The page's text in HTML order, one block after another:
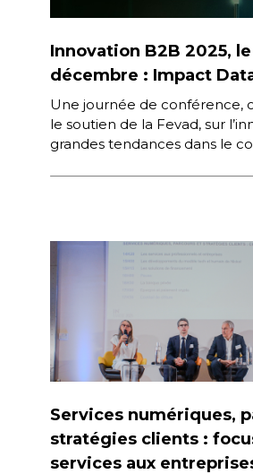
Innovation B2B 2025, le
décembre : Impact
Une journée de conférence,
le soutien de la Fevad, sur
grandes tendances dans le
Services numériques,
stratégies clients :
services aux